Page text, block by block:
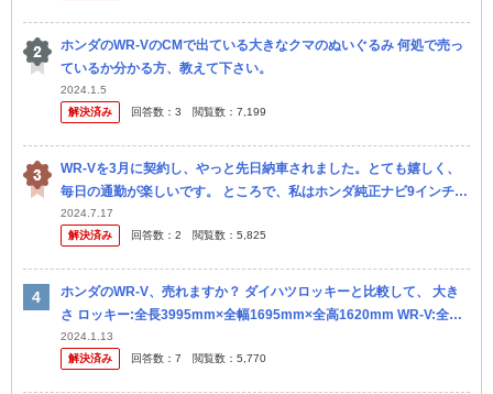
ホンダのWR-VのCMで出ている大きなクマのぬいぐるみ 何処で売っ
ているか分かる方、教えて下さい。
2024.1.5
解決済み
回答数： 3 閲覧数： 7,199
WR-Vを3月に契約し、やっと先日納車されました。とても嬉しく、
毎日の通勤が楽しいです。 ところで、私はホンダ純正ナビ9インチを
ディーラーオプションで付けましたが、やはり以前の車でDVDがつ
かえ...
2024.7.17
解決済み
回答数： 2 閲覧数： 5,825
ホンダのWR-V、売れますか？ ダイハツロッキーと比較して、 大き
さ ロッキー:全長3995mm×全幅1695mm×全高1620mm WR-V:全長4
325mm×全幅1790mm×全高165...
2024.1.13
解決済み
回答数： 7 閲覧数： 5,770